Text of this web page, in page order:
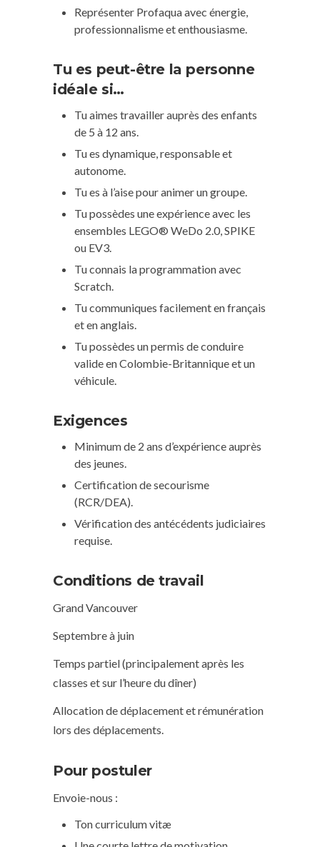
Représenter Profaqua avec énergie,
professionnalisme et enthousiasme.
Tu es peut-être la personne
idéale si…
Tu aimes travailler auprès des enfants
de 5 à 12 ans.
Tu es dynamique, responsable et
autonome.
Tu es à l’aise pour animer un groupe.
Tu possèdes une expérience avec les
ensembles LEGO® WeDo 2.0, SPIKE
ou EV3.
Tu connais la programmation avec
Scratch.
Tu communiques facilement en français
et en anglais.
Tu possèdes un permis de conduire
valide en Colombie-Britannique et un
véhicule.
Exigences
Minimum de 2 ans d’expérience auprès
des jeunes.
Certification de secourisme
(RCR/DEA).
Vérification des antécédents judiciaires
requise.
Conditions de travail
Grand Vancouver
Septembre à juin
Temps partiel (principalement après les
classes et sur l’heure du dîner)
Allocation de déplacement et rémunération
lors des déplacements.
Pour postuler
Envoie-nous :
Ton curriculum vitæ